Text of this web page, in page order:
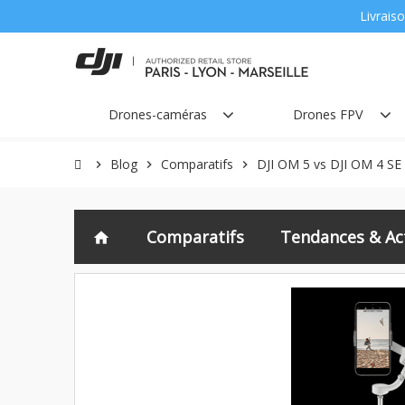
Drones-caméras Drones FPV
chevron_right Blog chevron_right Comparatifs chevron_right DJI OM 5 vs DJI OM 4 SE
home Comparatifs Tendances &